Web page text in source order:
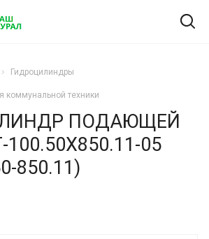
Гидроцилиндры
коммунальной техники
ПОДАЮЩЕЙ
05
850.11)